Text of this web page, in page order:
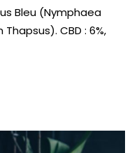
Bleu (Nymphaea
CBD : 6%,